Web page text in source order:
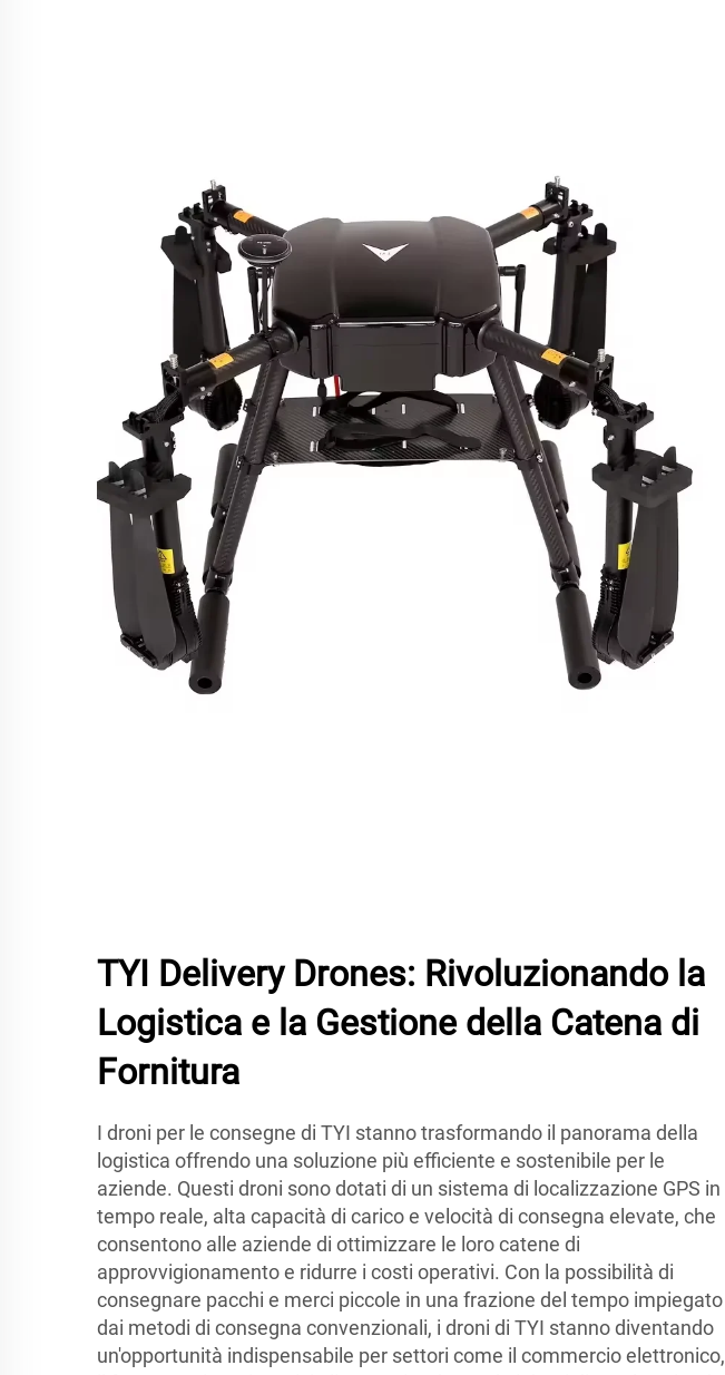
TYI Delivery Drones: Rivoluzionando la
Logistica e la Gestione della Catena di
Fornitura
I droni per le consegne di TYI stanno trasformando il panorama della
logistica offrendo una soluzione più efficiente e sostenibile per le
aziende. Questi droni sono dotati di un sistema di localizzazione GPS in
tempo reale, alta capacità di carico e velocità di consegna elevate, che
consentono alle aziende di ottimizzare le loro catene di
approvvigionamento e ridurre i costi operativi. Con la possibilità di
consegnare pacchi e merci piccole in una frazione del tempo impiegato
dai metodi di consegna convenzionali, i droni di TYI stanno diventando
un'opportunità indispensabile per settori come il commercio elettronico,